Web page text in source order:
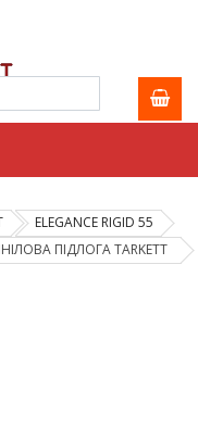
ELEGANCE RIGID 55
ПІДЛОГА TARKETT